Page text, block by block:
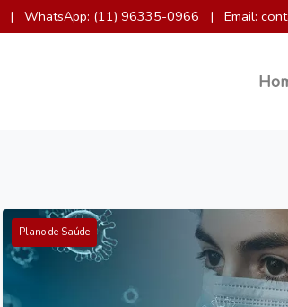
| WhatsApp: (11) 96335-0966 | Email:
Plano de Saúde